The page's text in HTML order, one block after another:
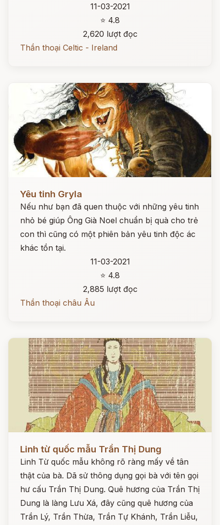
11-03-2021
⭐ 4.8
2,620 lượt đọc
Thần thoại Celtic - Ireland
Yêu tinh Gryla
Nếu như bạn đã quen thuộc với những yêu tinh
nhỏ bé giúp Ông Già Noel chuẩn bị quà cho trẻ
con thì cũng có một phiên bản yêu tinh độc ác
khác tồn tại.
11-03-2021
⭐ 4.8
2,885 lượt đọc
Thần thoại châu Âu
Linh từ quốc mẫu Trần Thị Dung
Linh Từ quốc mẫu không rõ ràng mấy về tân
thật của bà. Dã sử thông dụng gọi bà với tên gọi
hư cấu Trần Thị Dung. Quê hương của Trần Thị
Dung là làng Lưu Xá, đây cũng quê hương của
Trần Lý, Trần Thừa, Trần Tự Khánh, Trần Liễu,